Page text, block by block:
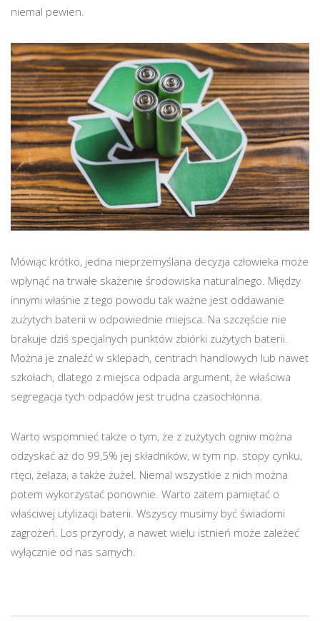
niemal pewien.
Mówiąc krótko, jedna nieprzemyślana decyzja człowieka może
wpłynąć na trwałe skażenie środowiska naturalnego. Między
innymi właśnie z tego powodu tak ważne jest oddawanie
zużytych baterii w odpowiednie miejsca. Na szczęście nie
brakuje dziś specjalnych punktów zbiórki zużytych baterii.
Można je znaleźć w sklepach, centrach handlowych lub nawet
szkołach, dlatego z miejsca odpada argument, że właściwa
segregacja tych odpadów jest trudna czasochłonna.
Warto wspomnieć także o tym, że z zużytych ogniw można
odzyskać aż do 99,5% jej składników, w tym np. stopy cynku,
rtęci, żelaza, a także żużel. Niemal wszystkie z nich można
potem wykorzystać ponownie. Warto zatem pamiętać o
właściwej utylizacji baterii. Wszyscy musimy być świadomi
zagrożeń. Los przyrody, a nawet wielu istnień może zależeć
wyłącznie od nas samych.